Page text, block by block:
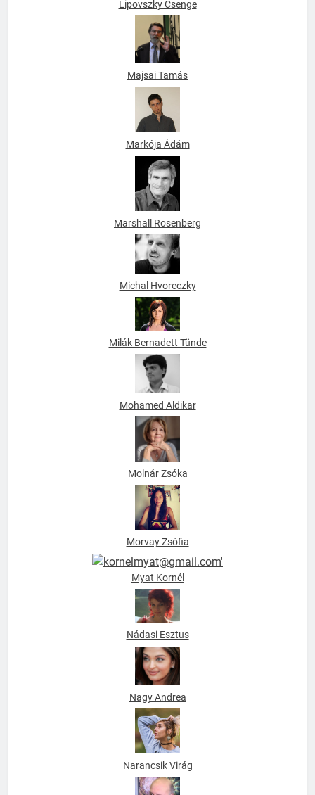
Lipovszky Csenge
Majsai Tamás
Markója Ádám
Marshall Rosenberg
Michal Hvoreczky
Milák Bernadett Tünde
Mohamed Aldikar
Molnár Zsóka
Morvay Zsófia
Myat Kornél
Nádasi Esztus
Nagy Andrea
Narancsik Virág